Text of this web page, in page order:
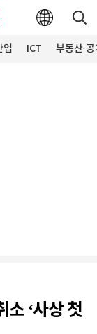
업 ICT 부동산·
소 ‘사상 첫